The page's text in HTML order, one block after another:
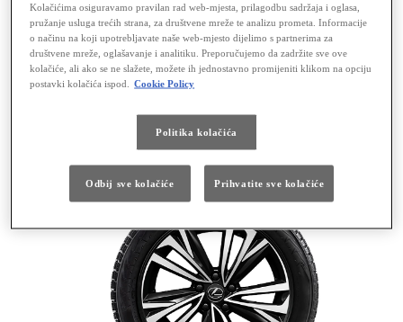
LBX
Kolačićima osiguravamo pravilan rad web-mjesta, prilagodbu sadržaja i oglasa,
pružanje usluga trećih strana, za društvene mreže te analizu prometa. Informacije
o načinu na koji upotrebljavate naše web-mjesto dijelimo s partnerima za
društvene mreže, oglašavanje i analitiku. Preporučujemo da zadržite sve ove
kolačiće, ali ako se ne slažete, možete ih jednostavno promijeniti klikom na opciju
postavki kolačića ispod.
Cookie Policy
Politika kolačića
Odbij sve kolačiće Prihvatite sve kolačiće